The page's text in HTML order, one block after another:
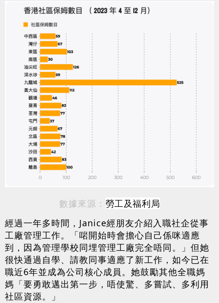
數據來源： 勞工及福利局
經過一年多時間，Janice經朋友介紹入職社企從事
工廠管理工作。「啱開始時會擔心自己係咪適應
到，因為管理學校同埋管理工廠完全唔同。」但她
很快通過自學、請教同事適應了新工作，如今已在
職近6年並成為公司核心成員。她鼓勵其他全職媽
媽「要勇敢邁出第一步，唔使驚、多嘗試、多利用
社區資源。」